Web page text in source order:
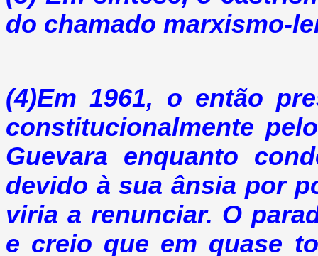
do chamado marxismo-
(4)Em 1961, o então
constitucionalmente
Guevara enquanto
devido à sua ânsia por
viria a renunciar. O
e creio que em quase